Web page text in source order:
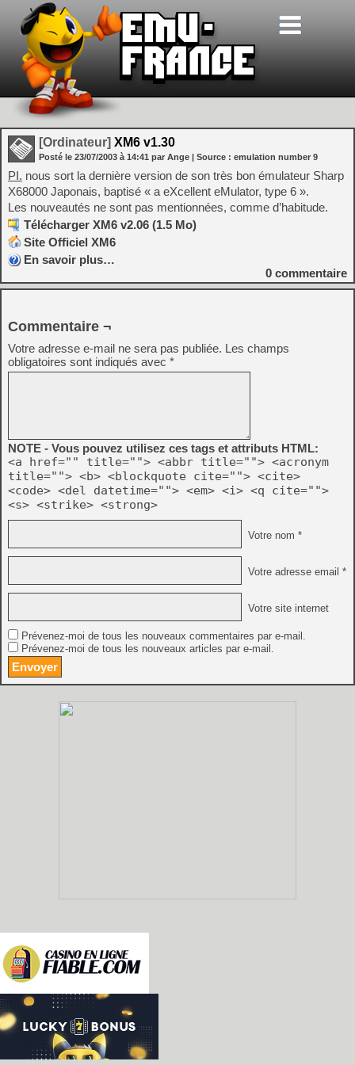
[Ordinateur] XM6 v1.30
Posté le 23/07/2003 à 14:41 par Ange | Source : emulation number 9
PI. nous sort la dernière version de son très bon émulateur Sharp
X68000 Japonais, baptisé « a eXcellent eMulator, type 6 ».
Les nouveautés ne sont pas mentionnées, comme d’habitude.
Télécharger XM6 v2.06 (1.5 Mo)
Site Officiel XM6
En savoir plus…
0 commentaire
Commentaire ¬
Votre adresse e-mail ne sera pas publiée. Les champs
obligatoires sont indiqués avec *
NOTE - Vous pouvez utilisez ces tags et attributs HTML:
<a href="" title=""> <abbr title=""> <acronym
title=""> <b> <blockquote cite=""> <cite>
<code> <del datetime=""> <em> <i> <q cite="">
<s> <strike> <strong>
Votre nom *
Votre adresse email *
Votre site internet
Prévenez-moi de tous les nouveaux commentaires par e-mail.
Prévenez-moi de tous les nouveaux articles par e-mail.